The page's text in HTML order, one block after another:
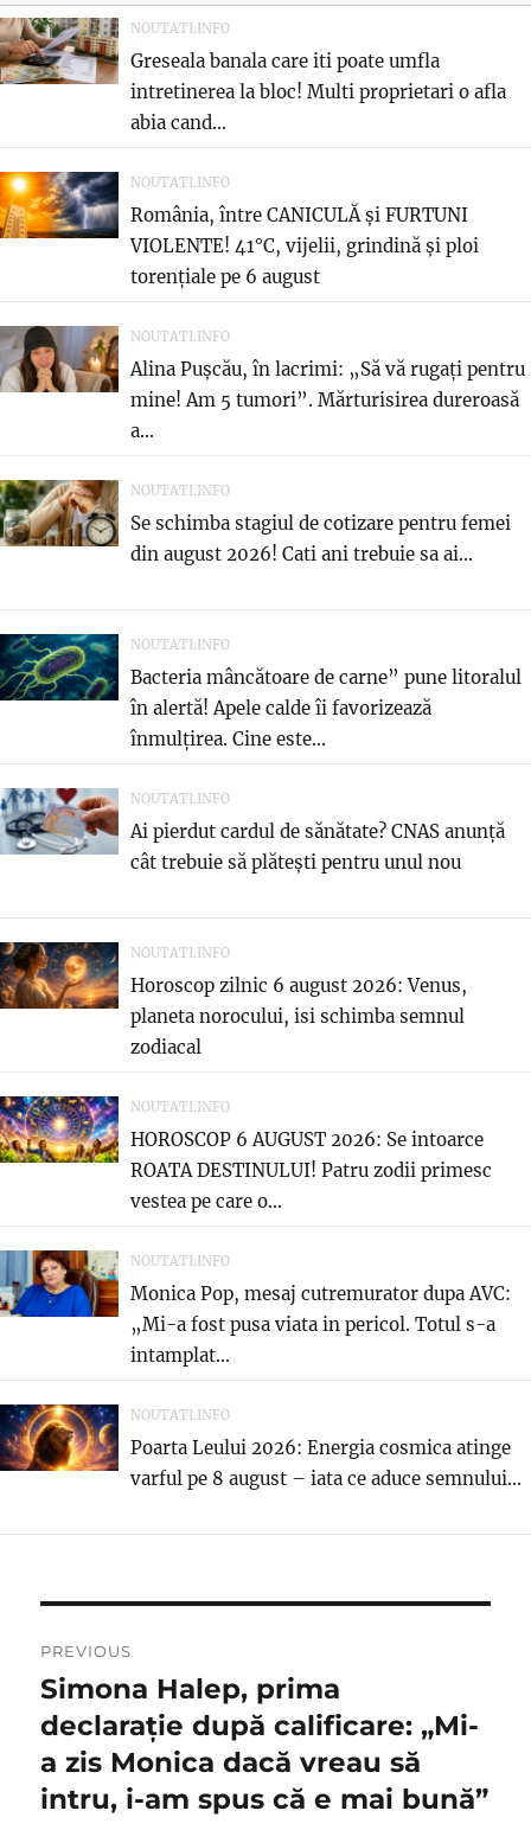
NOUTATI.INFO
Greseala banala care iti poate umfla
intretinerea la bloc! Multi proprietari o afla
abia cand...
NOUTATI.INFO
România, între CANICULĂ și FURTUNI
VIOLENTE! 41°C, vijelii, grindină și ploi
torențiale pe 6 august
NOUTATI.INFO
Alina Pușcău, în lacrimi: „Să vă rugați pentru
mine! Am 5 tumori”. Mărturisirea dureroasă
a...
NOUTATI.INFO
Se schimba stagiul de cotizare pentru femei
din august 2026! Cati ani trebuie sa ai...
NOUTATI.INFO
Bacteria mâncătoare de carne” pune litoralul
în alertă! Apele calde îi favorizează
înmulțirea. Cine este...
NOUTATI.INFO
Ai pierdut cardul de sănătate? CNAS anunță
cât trebuie să plătești pentru unul nou
NOUTATI.INFO
Horoscop zilnic 6 august 2026: Venus,
planeta norocului, isi schimba semnul
zodiacal
NOUTATI.INFO
HOROSCOP 6 AUGUST 2026: Se intoarce
ROATA DESTINULUI! Patru zodii primesc
vestea pe care o...
NOUTATI.INFO
Monica Pop, mesaj cutremurator dupa AVC:
„Mi-a fost pusa viata in pericol. Totul s-a
intamplat...
NOUTATI.INFO
Poarta Leului 2026: Energia cosmica atinge
varful pe 8 august – iata ce aduce semnului...
în
articole
PREVIOUS
Previous
post:
Simona Halep, prima
declarație după calificare: „Mi-
a zis Monica dacă vreau să
intru, i-am spus că e mai bună”